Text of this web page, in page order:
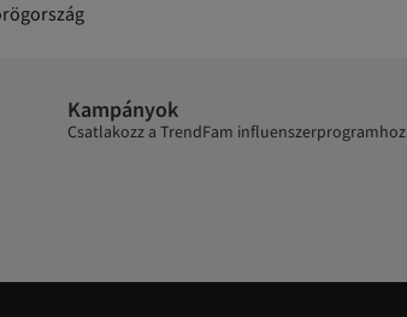
Kampányok
Csatlakozz a TrendFam influenszerprogramhoz